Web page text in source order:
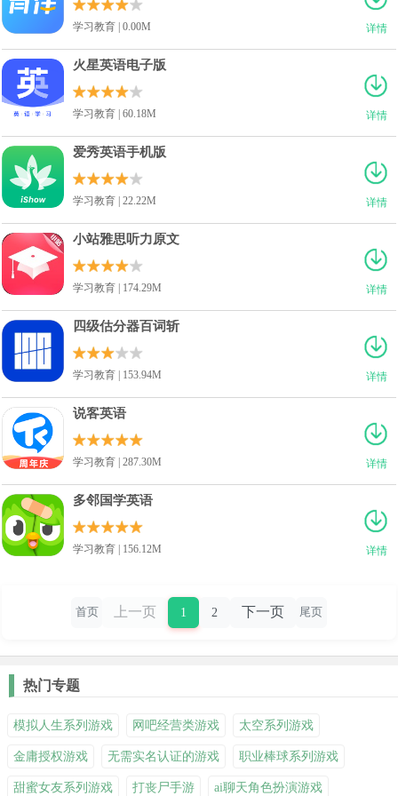
详情
学习教育 | 0.00M
详情
火星英语电子版
学习教育 | 60.18M
详情
爱秀英语手机版
学习教育 | 22.22M
详情
小站雅思听力原文
学习教育 | 174.29M
详情
四级估分器百词斩
学习教育 | 153.94M
详情
说客英语
学习教育 | 287.30M
详情
多邻国学英语
学习教育 | 156.12M
首页 上一页 1 2 下一页 尾页
热门专题
模拟人生系列游戏 网吧经营类游戏 太空系列游戏
金庸授权游戏 无需实名认证的游戏 职业棒球系列游戏
甜蜜女友系列游戏 打丧尸手游 ai聊天角色扮演游戏